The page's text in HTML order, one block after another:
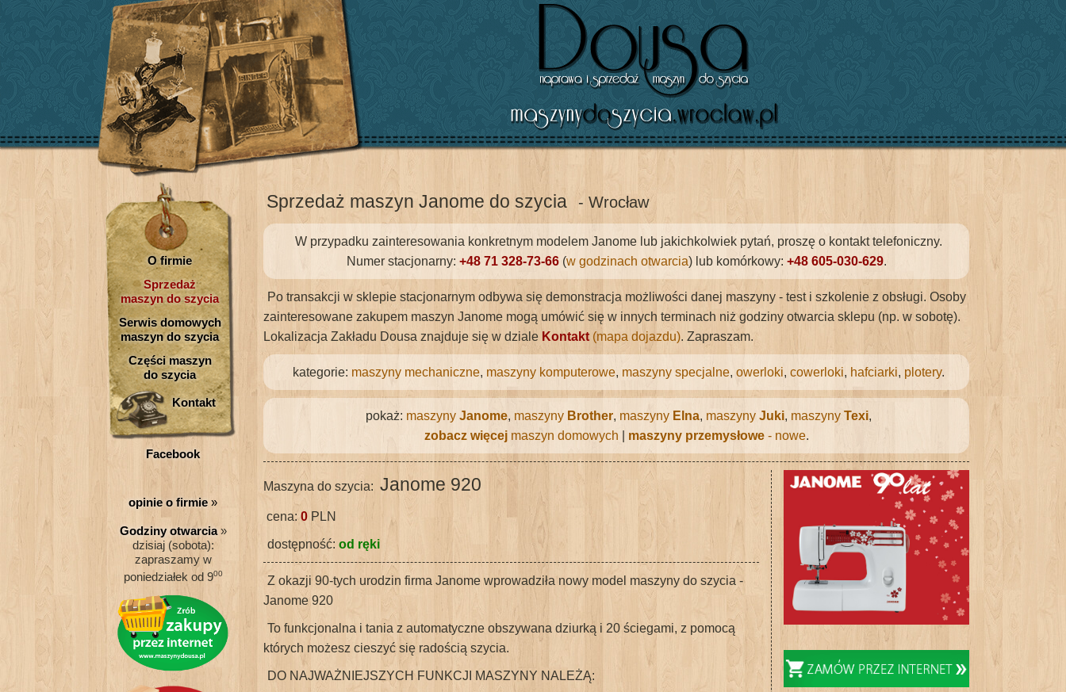
O firmie
Sprzedaż
maszyn do szycia
Serwis domowych
maszyn do szycia
Części maszyn
do szycia
Kontakt
Facebook
opinie o firmie »
Godziny otwarcia»
dzisiaj (sobota):
zapraszamy w
poniedziałek od 900
Sprzedaż maszyn Janome do szycia - Wrocław
W przypadku zainteresowania konkretnym modelem Janome lub jakichkolwiek pytań, proszę o kontakt telefoniczny.
Numer stacjonarny: +48 71 328-73-66(w godzinach otwarcia) lub komórkowy: +48 605-030-629.
Po transakcji w sklepie stacjonarnym odbywa się demonstracja możliwości danej maszyny - test i szkolenie z obsługi. Osoby
zainteresowane zakupem maszyn Janome mogą umówić się w innych terminach niż godziny otwarcia sklepu (np. w sobotę).
Lokalizacja Zakładu Dousa znajduje się w dziale Kontakt(mapa dojazdu). Zapraszam.
kategorie: maszyny mechaniczne, maszyny komputerowe, maszyny specjalne, owerloki, cowerloki, hafciarki, plotery.
pokaż: maszyny Janome, maszyny Brother, maszyny Elna, maszyny Juki, maszyny Texi,
zobacz więcejmaszyn domowych maszyny przemysłowe- nowe.
Maszyna do szycia: Janome 920
cena:0 PLN
dostępność: od ręki
Z okazji 90-tych urodzin firma Janome wprowadziła nowy model maszyny do szycia -
Janome 920
To funkcjonalna i tania z automatyczne obszywana dziurką i 20 ściegami, z pomocą
których możesz cieszyć się radością szycia.
DO NAJWAŻNIEJSZYCH FUNKCJI MASZYNY NALEŻĄ: